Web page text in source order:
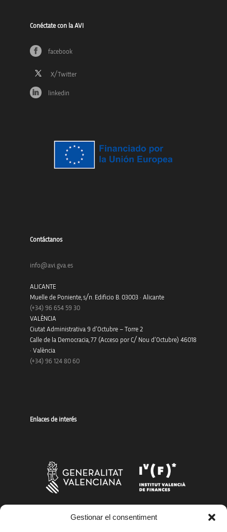
Gestionar el consentiment
Conéctate con la AVI
facebook
linkedin
Contáctanos
info@avi.gva.es
ALICANTE
Muelle de Poniente, s/n. Edificio B. 03003 · Alicante
(+34) 96 654 59 30
VALÈNCIA
Ciutat Administrativa 9 d’Octubre – Torre 2
Calle de la Democracia, 77 (Acceso por C/ Nou d’Octubre) 46018
· València
(+34) 96 124 80 60
Enlaces de interés